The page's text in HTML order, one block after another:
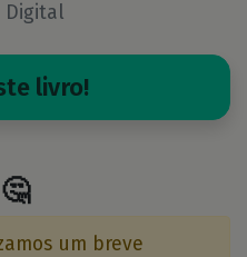
Digital
livro!
um breve